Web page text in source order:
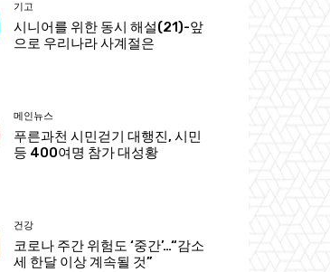
기고
시니어를 위한 동시 해설(21)-앞
으로 우리나라 사계절은
메인뉴스
푸른과천 시민걷기 대행진, 시민
등 400여명 참가 대성황
건강
코로나 주간 위험도 ‘중간’…“감소
세 한달 이상 계속될 것”